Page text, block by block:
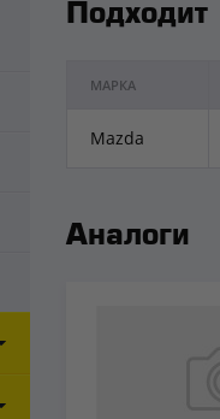
Подходит
МАРКА
Mazda
Аналоги